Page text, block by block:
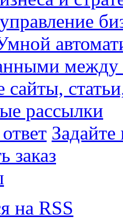
между
сайты,
рассылки
заказ
на RSS